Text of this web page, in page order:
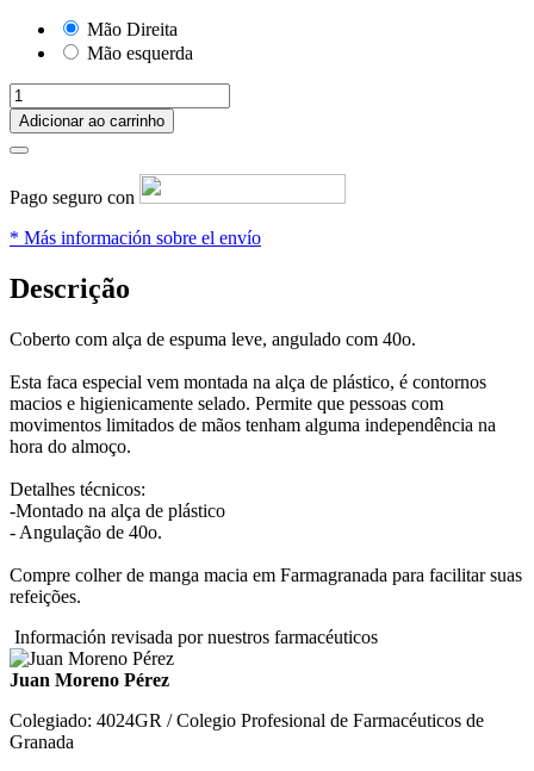
Mão Direita
Mão esquerda
Adicionar ao carrinho
Pago seguro con
* Más información sobre el envío
Descrição
Coberto com alça de espuma leve, angulado com 40o.
Esta faca especial vem montada na alça de plástico, é contornos
macios e higienicamente selado. Permite que pessoas com
movimentos limitados de mãos tenham alguma independência na
hora do almoço.
Detalhes técnicos:
-Montado na alça de plástico
- Angulação de 40o.
Compre colher de manga macia em Farmagranada para facilitar suas
refeições.
Información revisada por nuestros farmacéuticos
Juan Moreno Pérez
Colegiado: 4024GR / Colegio Profesional de Farmacéuticos de
Granada